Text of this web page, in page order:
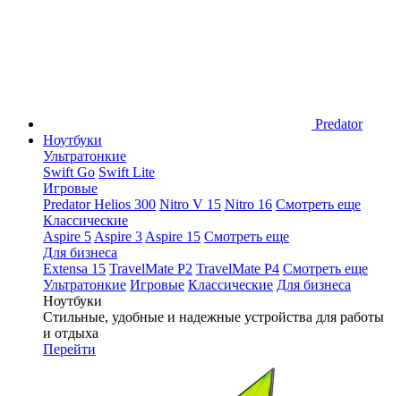
Predator
Ноутбуки
Ультратонкие
Swift Go Swift Lite
Игровые
Predator Helios 300 Nitro V 15 Nitro 16 Смотреть еще
Классические
Aspire 5 Aspire 3 Aspire 15 Смотреть еще
Для бизнеса
Extensa 15 TravelMate P2 TravelMate P4 Смотреть еще
Ультратонкие Игровые Классические Для бизнеса
Ноутбуки
Стильные, удобные и надежные устройства для работы
и отдыха
Перейти